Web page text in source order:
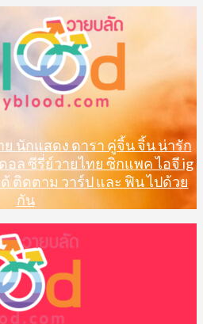
ย นักแสดง ดารา คู่จิ้น จิ้น น่ารัก
อล ซีรี่ย์วายไทย ซิกแพค ไอจี ig
ติดตาม วาร์ป และ ฟิน ไปด้วย
กัน